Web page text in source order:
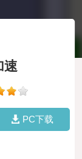
速
PC下载